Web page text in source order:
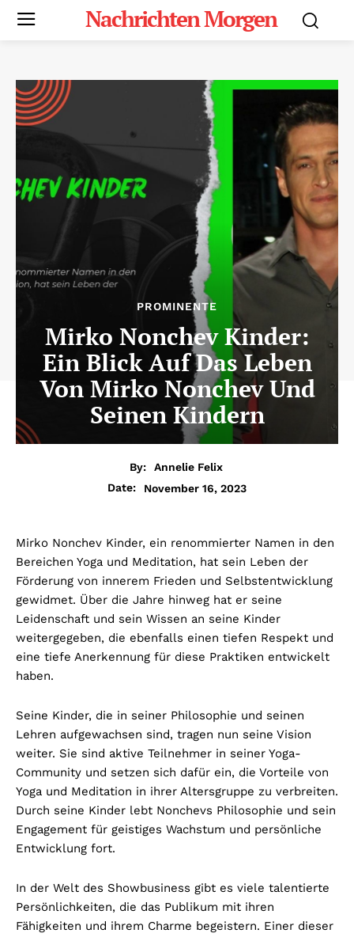
Nachrichten Morgen
PROMINENTE
Mirko Nonchev Kinder:
Ein Blick Auf Das Leben
Von Mirko Nonchev Und
Seinen Kindern
By:
Annelie Felix
Date:
November 16, 2023
Mirko Nonchev Kinder, ein renommierter Namen in den
Bereichen Yoga und Meditation, hat sein Leben der
Förderung von innerem Frieden und Selbstentwicklung
gewidmet. Über die Jahre hinweg hat er seine
Leidenschaft und sein Wissen an seine Kinder
weitergegeben, die ebenfalls einen tiefen Respekt und
eine tiefe Anerkennung für diese Praktiken entwickelt
haben.
Seine Kinder, die in seiner Philosophie und seinen
Lehren aufgewachsen sind, tragen nun seine Vision
weiter. Sie sind aktive Teilnehmer in seiner Yoga-
Community und setzen sich dafür ein, die Vorteile von
Yoga und Meditation in ihrer Altersgruppe zu verbreiten.
Durch seine Kinder lebt Nonchevs Philosophie und sein
Engagement für geistiges Wachstum und persönliche
Entwicklung fort.
In der Welt des Showbusiness gibt es viele talentierte
Persönlichkeiten, die das Publikum mit ihren
Fähigkeiten und ihrem Charme begeistern. Einer dieser